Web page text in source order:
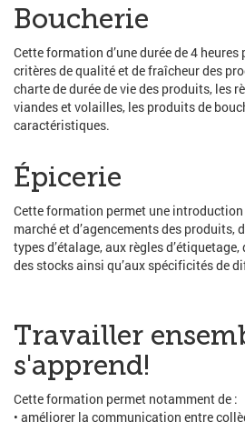
Boucherie
Cette formation d’une durée de 4
critères de qualité et de fraîcheur des
charte de durée de vie des produits, les
viandes et volailles, les produits de
caractéristiques.
Épicerie
Cette formation permet une
marché et d’agencements des produits,
types d’étalage, aux règles
des stocks ainsi qu’aux spécificités de
Travailler
s'apprend!
Cette formation permet notamment de :
• améliorer la communication entre